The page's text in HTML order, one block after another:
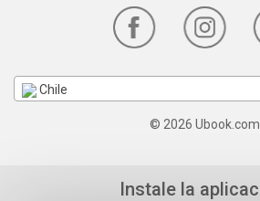
Chile
© 2026 Ubook.com
Instale la